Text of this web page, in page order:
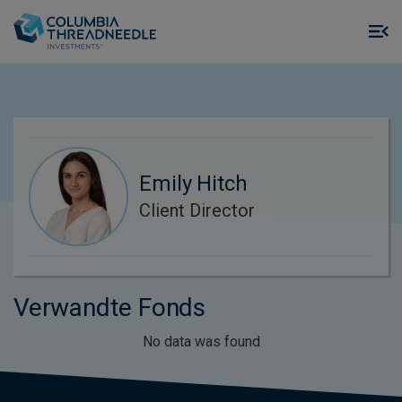
Emily Hitch
Client Director
Verwandte Fonds
No data was found